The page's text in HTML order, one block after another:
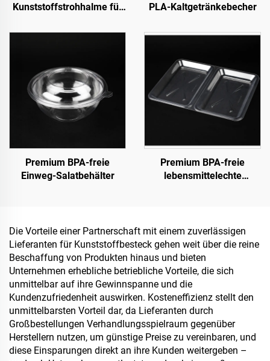
Kunststoffstrohhalme für
PLA-Kaltgetränkebecher
Premium BPA-freie
Einweg-Salatbehälter
Premium BPA-freie
lebensmittelechte
Die Vorteile einer Partnerschaft mit einem zuverlässigen
Lieferanten für Kunststoffbesteck gehen weit über die reine
Beschaffung von Produkten hinaus und bieten
Unternehmen erhebliche betriebliche Vorteile, die sich
unmittelbar auf ihre Gewinnspanne und die
Kundenzufriedenheit auswirken. Kosteneffizienz stellt den
unmittelbarsten Vorteil dar, da Lieferanten durch
Großbestellungen Verhandlungsspielraum gegenüber
Herstellern nutzen, um günstige Preise zu vereinbaren, und
diese Einsparungen direkt an ihre Kunden weitergeben –